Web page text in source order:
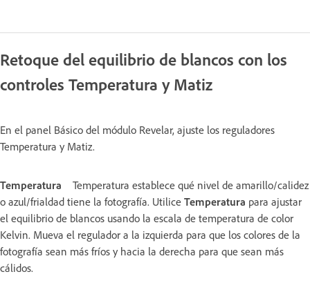
Retoque del equilibrio de blancos con los
controles Temperatura y Matiz
En el panel Básico del módulo Revelar, ajuste los reguladores
Temperatura y Matiz.
Temperatura
Temperatura establece qué nivel de amarillo/calidez
o azul/frialdad tiene la fotografía. Utilice Temperatura para ajustar
el equilibrio de blancos usando la escala de temperatura de color
Kelvin. Mueva el regulador a la izquierda para que los colores de la
fotografía sean más fríos y hacia la derecha para que sean más
cálidos.